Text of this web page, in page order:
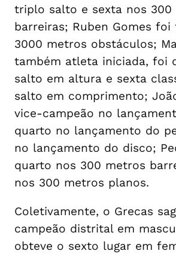
triplo salto e sexta nos 300
barreiras; Ruben Gomes
3000 metros obstáculos;
também atleta iniciada, foi
salto em altura e sexta
salto em comprimento;
vice-campeão no
quarto no lançamento do
no lançamento do disco;
quarto nos 300 metros
nos 300 metros planos.
Coletivamente, o Grecas
campeão distrital em
obteve o sexto lugar em